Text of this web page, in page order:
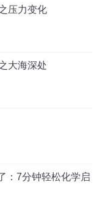
压力变化
大海深处
：7分钟轻松化学启